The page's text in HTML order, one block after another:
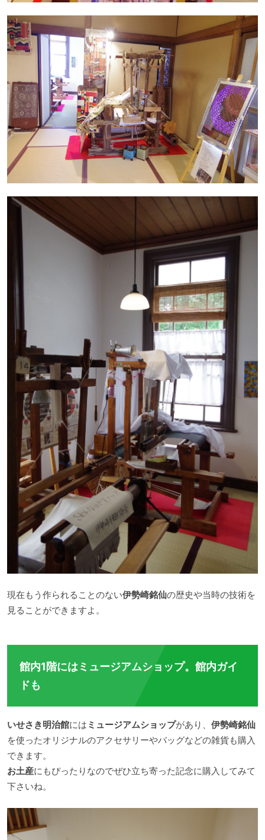
現在もう作られることのない伊勢崎銘仙の歴史や当時の技術を
見ることができますよ。
館内1階にはミュージアムショップ。館内ガイ
ドも
いせさき明治館には ミュージアムショップがあり、 伊勢崎銘仙
を使ったオリジナルのアクセサリーやバッグなどの雑貨も購入
できます。
お土産にもぴったりなのでぜひ立ち寄った記念に購入してみて
下さいね。